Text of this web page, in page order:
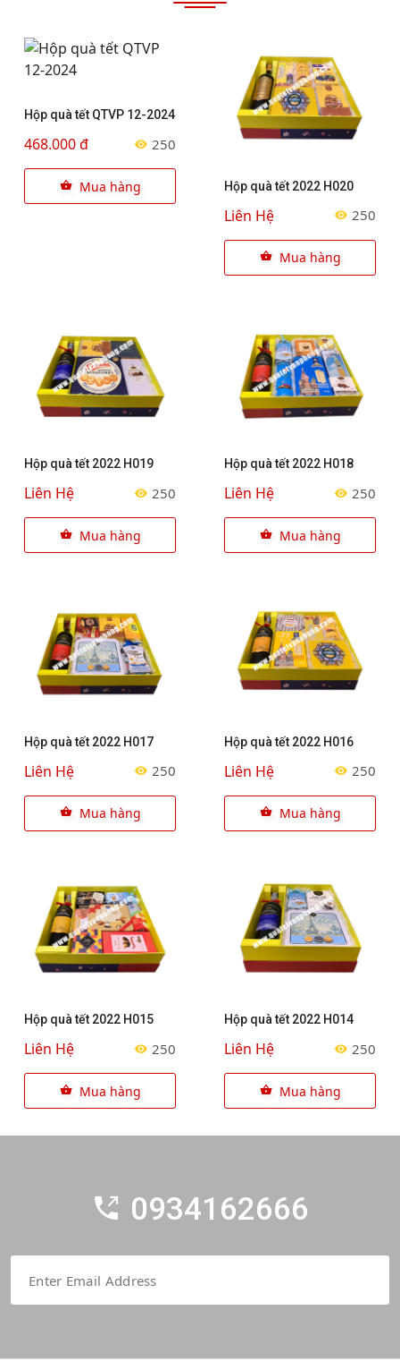
Hộp quà tết QTVP 12-2024
468.000 đ 250
Mua hàng Hộp quà tết 2022 H020
Liên Hệ 250
Mua hàng
Hộp quà tết 2022 H019
Liên Hệ 250
Mua hàng
Hộp quà tết 2022 H018
Liên Hệ 250
Mua hàng
Hộp quà tết 2022 H017
Liên Hệ 250
Mua hàng
Hộp quà tết 2022 H016
Liên Hệ 250
Mua hàng
Hộp quà tết 2022 H015
Liên Hệ 250
Mua hàng
Hộp quà tết 2022 H014
Liên Hệ 250
Mua hàng
0934162666